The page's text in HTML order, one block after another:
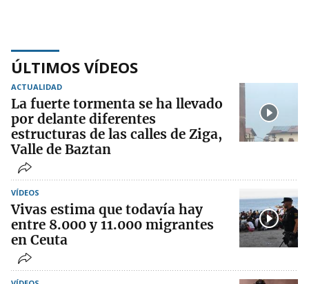
ÚLTIMOS VÍDEOS
ACTUALIDAD
La fuerte tormenta se ha llevado
por delante diferentes
estructuras de las calles de Ziga,
Valle de Baztan
VÍDEOS
Vivas estima que todavía hay
entre 8.000 y 11.000 migrantes
en Ceuta